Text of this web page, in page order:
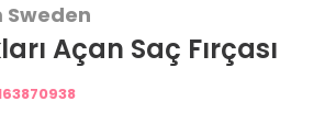
Sweden
Açan Saç Fırçası